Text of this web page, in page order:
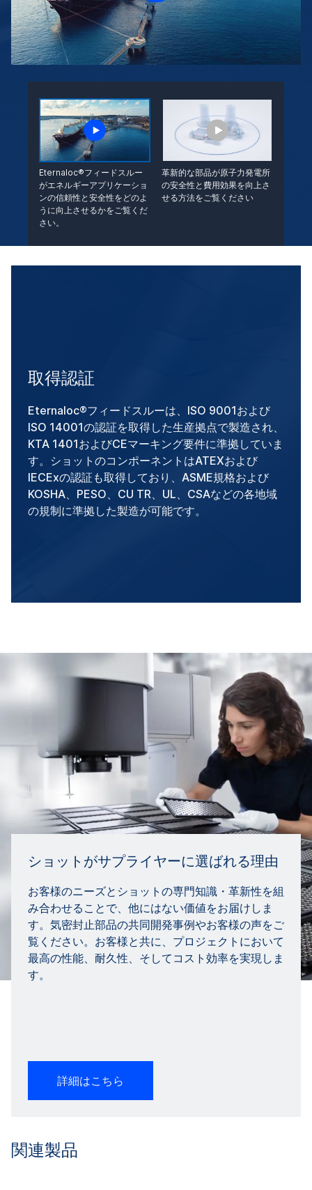
Eternaloc®フィードスルー
がエネルギーアプリケーショ
ンの信頼性と安全性をどのよ
うに向上させるかをご覧くだ
さい。
革新的な部品が原子力発電所
の安全性と費用効果を向上さ
せる方法をご覧ください
取得認証
Eternaloc®フィードスルーは、ISO 9001および
ISO 14001の認証を取得した生産拠点で製造され、
KTA 1401およびCEマーキング要件に準拠していま
す。ショットのコンポーネントはATEXおよび
IECExの認証も取得しており、ASME規格および
KOSHA、PESO、CU TR、UL、CSAなどの各地域
の規制に準拠した製造が可能です。
ショットがサプライヤーに選ばれる理由
お客様のニーズとショットの専門知識・革新性を組
み合わせることで、他にはない価値をお届けしま
す。気密封止部品の共同開発事例やお客様の声をご
覧ください。お客様と共に、プロジェクトにおいて
最高の性能、耐久性、そしてコスト効率を実現しま
す。
詳細はこちら
関連製品